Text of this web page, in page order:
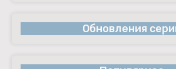
Обновления